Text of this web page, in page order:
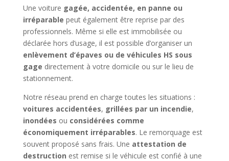
Une voiture gagée, accidentée, en panne ou
irréparable peut également être reprise par des
professionnels. Même si elle est immobilisée ou
déclarée hors d’usage, il est possible d’organiser un
enlèvement d’épaves ou de véhicules HS sous
gage directement à votre domicile ou sur le lieu de
stationnement.
Notre réseau prend en charge toutes les situations :
voitures accidentées, grillées par un incendie,
inondées ou considérées comme
économiquement irréparables. Le remorquage est
souvent proposé sans frais. Une attestation de
destruction est remise si le véhicule est confié à une